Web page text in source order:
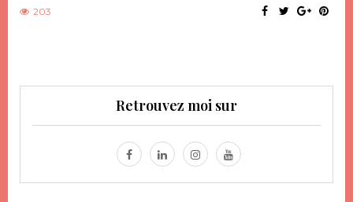
203
Retrouvez moi sur